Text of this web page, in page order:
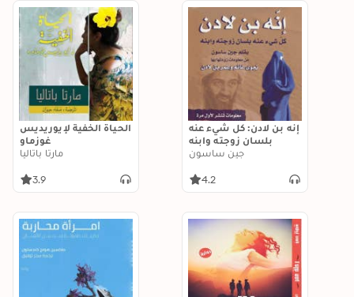
الحياة الخفية لإيوريديس
غوزماو
مارتا باتاليا
3.9
إنه بن لادن: كل شيء عنه
بلسان زوجته وابنه
جين ساسون
4.2